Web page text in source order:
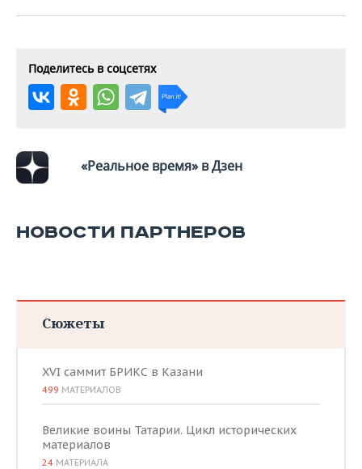
Поделитесь в соцсетях
«Реальное время» в Дзен
НОВОСТИ ПАРТНЕРОВ
Сюжеты
XVI саммит БРИКС в Казани
499 МАТЕРИАЛОВ
Великие воины Татарии. Цикл исторических
материалов
24 МАТЕРИАЛА